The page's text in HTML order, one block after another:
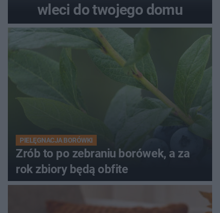
wleci do twojego domu
PIELĘGNACJA BORÓWKI
Zrób to po zebraniu borówek, a za
rok zbiory będą obfite